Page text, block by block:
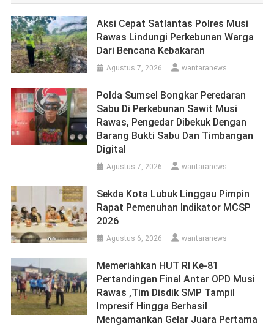
Aksi Cepat Satlantas Polres Musi
Rawas Lindungi Perkebunan Warga
Dari Bencana Kebakaran
Agustus 7, 2026 wantaranews
Polda Sumsel Bongkar Peredaran
Sabu Di Perkebunan Sawit Musi
Rawas, Pengedar Dibekuk Dengan
Barang Bukti Sabu Dan Timbangan
Digital
Agustus 7, 2026 wantaranews
Sekda Kota Lubuk Linggau Pimpin
Rapat Pemenuhan Indikator MCSP
2026
Agustus 6, 2026 wantaranews
Memeriahkan HUT RI Ke-81
Pertandingan Final Antar OPD Musi
Rawas ,Tim Disdik SMP Tampil
Impresif Hingga Berhasil
Mengamankan Gelar Juara Pertama